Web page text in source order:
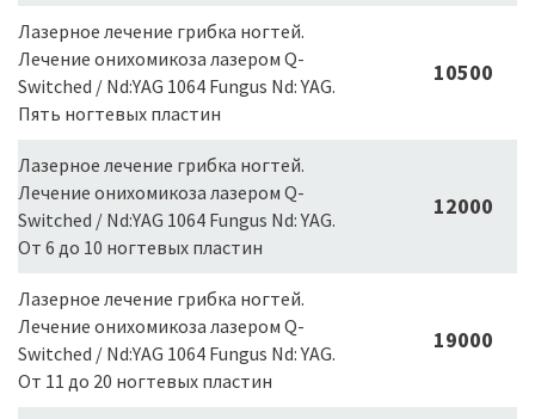
Лазерное лечение грибка ногтей.
Лечение онихомикоза лазером Q-
Switched / Nd:YAG 1064 Fungus Nd: YAG.
Пять ногтевых пластин
10500
Лазерное лечение грибка ногтей.
Лечение онихомикоза лазером Q-
Switched / Nd:YAG 1064 Fungus Nd: YAG.
От 6 до 10 ногтевых пластин
12000
Лазерное лечение грибка ногтей.
Лечение онихомикоза лазером Q-
Switched / Nd:YAG 1064 Fungus Nd: YAG.
От 11 до 20 ногтевых пластин
19000